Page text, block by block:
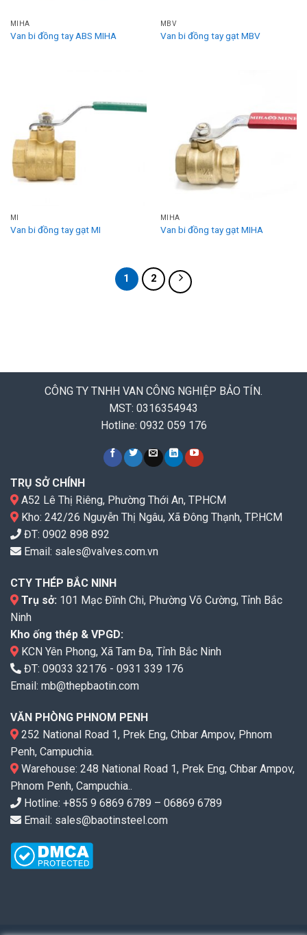
MIHA
Van bi đồng tay ABS MIHA
MBV
Van bi đồng tay gạt MBV
MI
Van bi đồng tay gạt MI
MIHA
Van bi đồng tay gạt MIHA
1 2
CÔNG TY TNHH VAN CÔNG NGHIỆP BẢO TÍN.
MST: 0316354943
Hotline: 0932 059 176
TRỤ SỞ CHÍNH
A52 Lê Thị Riêng, Phường Thới An, TPHCM
Kho: 242/26 Nguyễn Thị Ngâu, Xã Đông Thạnh, TP.HCM
ĐT: 0902 898 892
Email: sales@valves.com.vn
CTY THÉP BẮC NINH
Trụ sở: 101 Mạc Đĩnh Chi, Phường Võ Cường, Tỉnh Bắc
Ninh
Kho ống thép & VPGD:
KCN Yên Phong, Xã Tam Đa, Tỉnh Bắc Ninh
ĐT: 09033 32176 - 0931 339 176
Email: mb@thepbaotin.com
VĂN PHÒNG PHNOM PENH
252 National Road 1, Prek Eng, Chbar Ampov, Phnom
Penh, Campuchia.
Warehouse: 248 National Road 1, Prek Eng, Chbar Ampov,
Phnom Penh, Campuchia..
Hotline: +855 9 6869 6789 – 06869 6789
Email: sales@baotinsteel.com